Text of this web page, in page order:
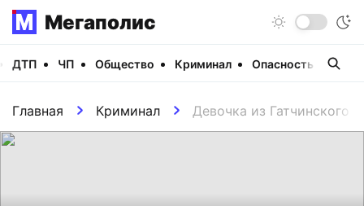
Мегаполис
ДТП ЧП Общество Криминал Опасность
Главная Криминал Девочка из Гатчинского